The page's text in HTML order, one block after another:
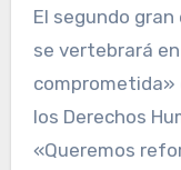
El segundo
se vertebrará
comprometida»
los Derechos
«Queremos